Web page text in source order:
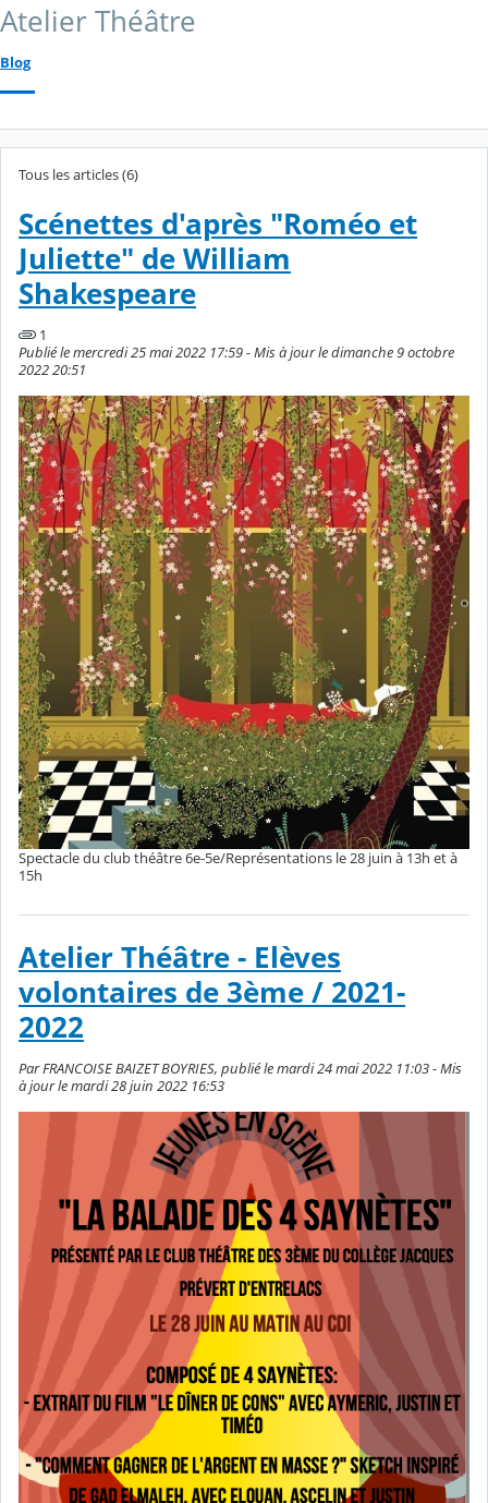
Atelier Théâtre
Blog
Tous les articles (6)
Scénettes d'après "Roméo et
Juliette" de William
Shakespeare
1
Publié le mercredi 25 mai 2022 17:59 - Mis à jour le dimanche 9 octobre
2022 20:51
Spectacle du club théâtre 6e-5e/Représentations le 28 juin à 13h et à
15h
Atelier Théâtre - Elèves
volontaires de 3ème / 2021-
2022
Par FRANCOISE BAIZET BOYRIES, publié le mardi 24 mai 2022 11:03 - Mis
à jour le mardi 28 juin 2022 16:53